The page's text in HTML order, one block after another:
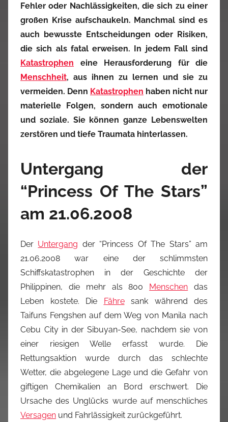
Fehler oder Nachlässigkeiten, die sich zu einer
großen Krise aufschaukeln. Manchmal sind es
auch bewusste Entscheidungen oder Risiken,
die sich als fatal erweisen. In jedem Fall sind
Katastrophen eine Herausforderung für die
Menschheit, aus ihnen zu lernen und sie zu
vermeiden. Denn Katastrophen haben nicht nur
materielle Folgen, sondern auch emotionale
und soziale. Sie können ganze Lebenswelten
zerstören und tiefe Traumata hinterlassen.
Untergang der
“Princess Of The Stars”
am 21.06.2008
Der Untergang der “Princess Of The Stars” am
21.06.2008 war eine der schlimmsten
Schiffskatastrophen in der Geschichte der
Philippinen, die mehr als 800 Menschen das
Leben kostete. Die
Fähresank während des
Taifuns Fengshen auf dem Weg von Manila nach
Cebu City in der Sibuyan-See, nachdem sie von
einer riesigen Welle erfasst wurde. Die
Rettungsaktion wurde durch das schlechte
Wetter, die abgelegene Lage und die Gefahr von
giftigen Chemikalien an Bord erschwert. Die
Ursache des Unglücks wurde auf menschliches
Versagen und Fahrlässigkeit zurückgeführt.